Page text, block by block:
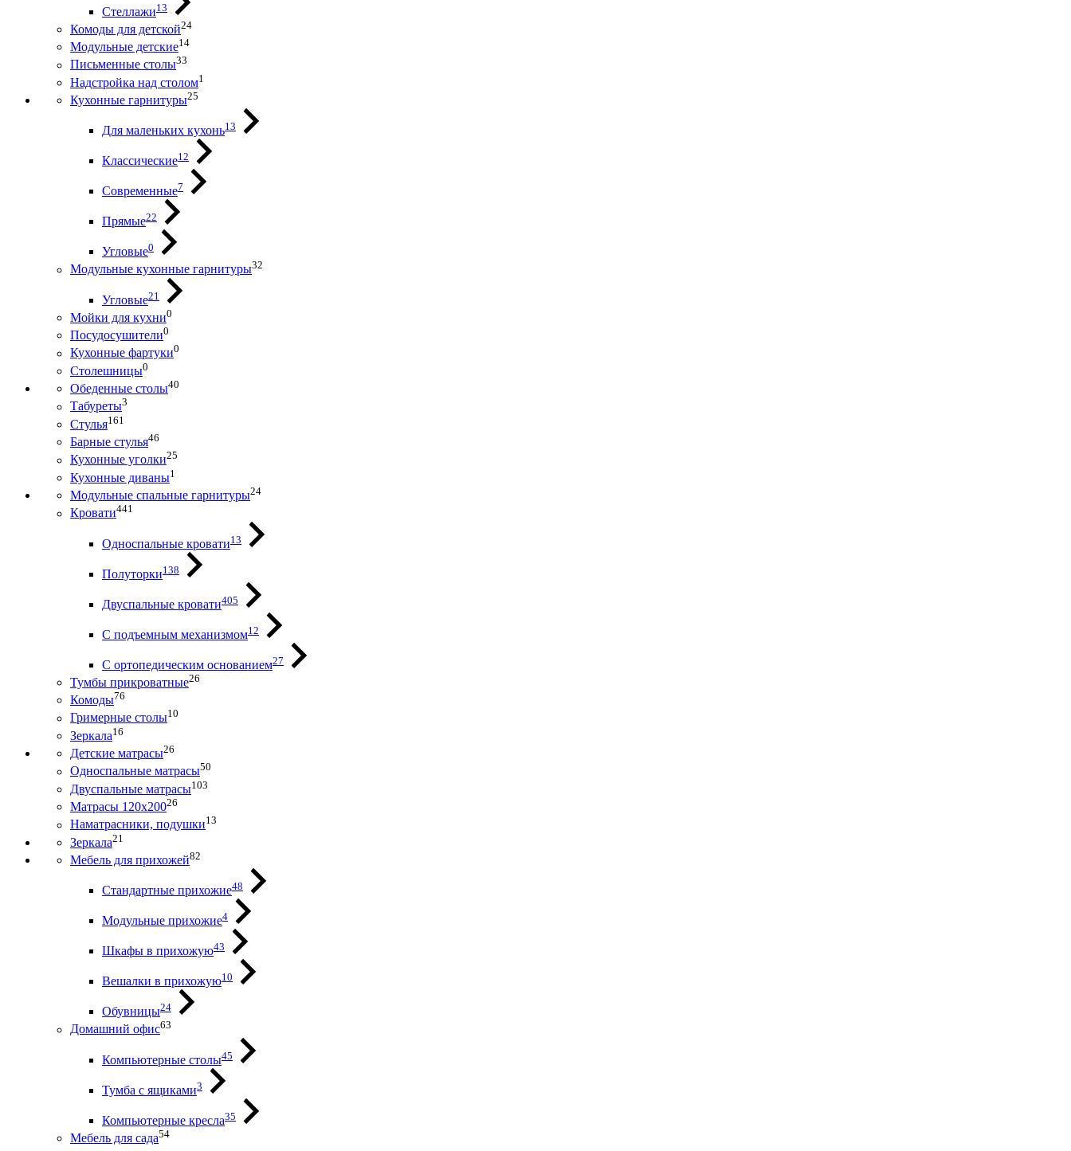
Стеллажи13
Комоды для детской24
Модульные детские14
Письменные столы33
Надстройка над столом1
Кухонные гарнитуры25
Для маленьких кухонь13
Классические12
Современные7
Прямые22
Угловые0
Модульные кухонные гарнитуры32
Угловые21
Мойки для кухни0
Посудосушители0
Кухонные фартуки0
Столешницы0
Обеденные столы40
Табуреты3
Стулья161
Барные стулья46
Кухонные уголки25
Кухонные диваны1
Модульные спальные гарнитуры24
Кровати441
Односпальные кровати13
Полуторки138
Двуспальные кровати405
С подъемным механизмом12
С ортопедическим основанием27
Тумбы прикроватные26
Комоды76
Гримерные столы10
Зеркала16
Детские матрасы26
Односпальные матрасы50
Двуспальные матрасы103
Матрасы 120х20026
Наматрасники, подушки13
Зеркала21
Мебель для прихожей82
Стандартные прихожие48
Модульные прихожие4
Шкафы в прихожую43
Вешалки в прихожую10
Обувницы24
Домашний офис63
Компьютерные столы45
Тумба с ящиками3
Компьютерные кресла35
Мебель для сада54